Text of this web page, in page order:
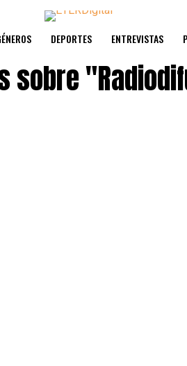
DEPORTES ENTREVISTAS
sobre